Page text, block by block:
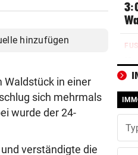
hinzufügen
Waldstück in einer
sich mehrmals
wurde der 24-
verständigte die